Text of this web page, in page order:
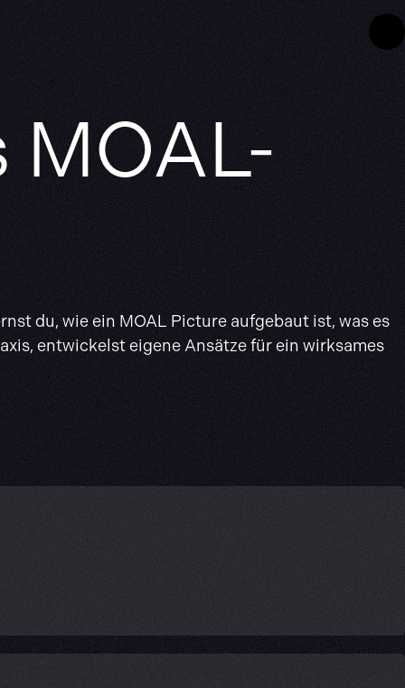
du, wie ein MOAL Picture aufgebaut ist, was es
entwickelst eigene Ansätze für ein wirksames